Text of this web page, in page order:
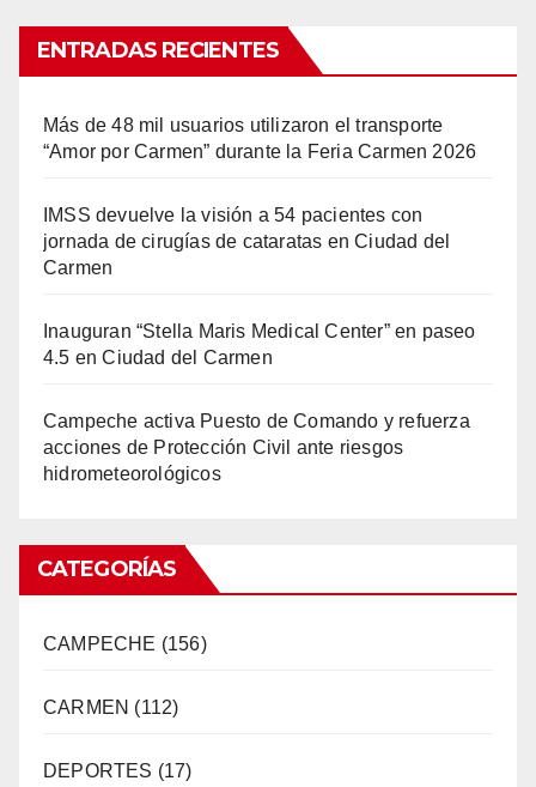
ENTRADAS RECIENTES
Más de 48 mil usuarios utilizaron el transporte
“Amor por Carmen” durante la Feria Carmen 2026
IMSS devuelve la visión a 54 pacientes con
jornada de cirugías de cataratas en Ciudad del
Carmen
Inauguran “Stella Maris Medical Center” en paseo
4.5 en Ciudad del Carmen
Campeche activa Puesto de Comando y refuerza
acciones de Protección Civil ante riesgos
hidrometeorológicos
CATEGORÍAS
CAMPECHE (156)
CARMEN (112)
DEPORTES (17)